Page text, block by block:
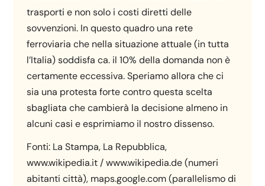
trasporti e non solo i costi diretti delle
sovvenzioni. In questo quadro una rete
ferroviaria che nella situazione attuale (in tutta
l’Italia) soddisfa ca. il 10% della domanda non è
certamente eccessiva. Speriamo allora che ci
sia una protesta forte contro questa scelta
sbagliata che cambierà la decisione almeno in
alcuni casi e esprimiamo il nostro dissenso.
Fonti: La Stampa, La Repubblica,
www.wikipedia.it / www.wikipedia.de (numeri
abitanti città), maps.google.com (parallelismo di